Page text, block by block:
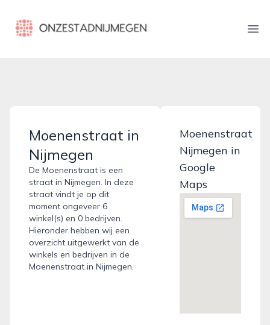
onzestadnijmegen.nl
Moenenstraat in
Nijmegen
De Moenenstraat is een
straat in Nijmegen. In deze
straat vindt je op dit
moment ongeveer 6
winkel(s) en 0 bedrijven.
Hieronder hebben wij een
overzicht uitgewerkt van de
winkels en bedrijven in de
Moenenstraat in Nijmegen.
Moenenstraat
Nijmegen in
Google
Maps